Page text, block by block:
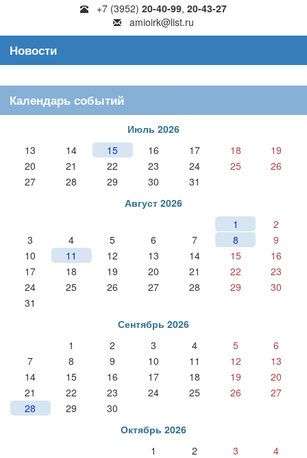
+7 (3952) 20-40-99, 20-43-27
amioirk@list.ru
Новости
Календарь событий
Июль 2026
13
14 15 16 17 18
19
20
21 22 23 24 25
26
27
28 29 30
31
Август 2026
1
2
3
4 5 6 7 8
9
10
11 12 13 14 15
16
17
18 19 20 21 22
23
24
25 26 27 28 29
30
31
Сентябрь 2026
1
2 3 4 5
6
7
8 9 10 11 12
13
14
15 16 17 18 19
20
21
22 23 24 25 26
27
28
29
30
Октябрь 2026
1
2 3
4